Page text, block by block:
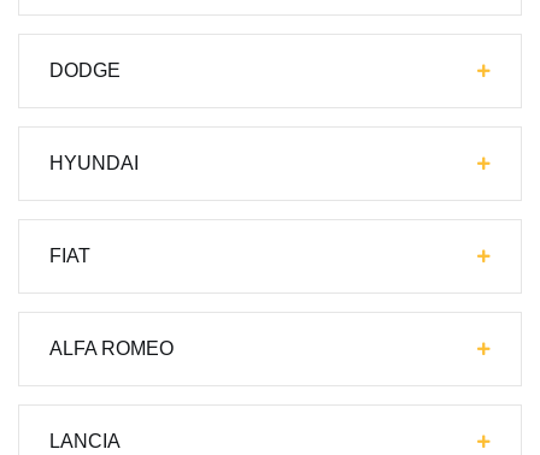
DODGE
HYUNDAI
FIAT
ALFA ROMEO
LANCIA